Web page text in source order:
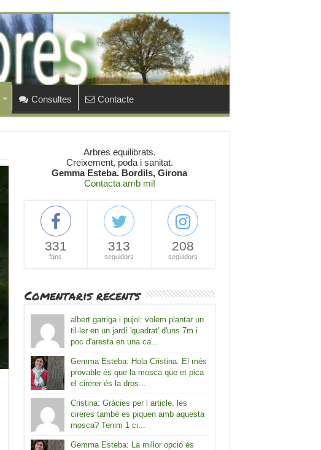
Consultes Contacte
Arbres equilibrats.
Creixement, poda i sanitat.
Gemma Esteba. Bordils, Girona
Contacta amb mi!
331
fans
313
seguidors
208
seguidors
Comentaris recents
albert garriga i pujol: volem plantar un
til·ler en un jardí 'quadrat' d'uns 7m i
poc d'aresta en una ca...
Gemma Esteba: Hola Cristina. El més
provable és que la mosca que et pica
el cirerer és la dros...
Cristina: Gràcies per l article. les
cireres també es piquen amb aquesta
mosca? Tenim 1 ci...
Gemma Esteba: La millor opció és